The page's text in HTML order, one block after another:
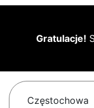
Gratulacje!
Częstochowa